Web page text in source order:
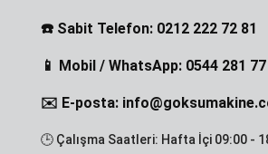
☎️ Sabit Telefon: 0212 222 72 81
📱 Mobil / WhatsApp: 0544 281 77
✉️ E-posta:
🕒 Çalışma Saatleri: Hafta İçi 09:00 -